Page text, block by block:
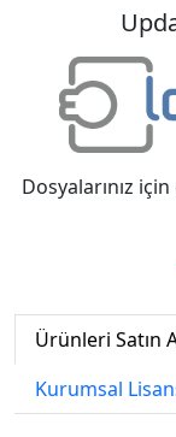
Dosyalarınız
Ürünleri Satın
Kurumsal